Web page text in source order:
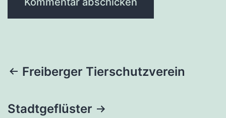
Beitragsnavigation
Freiberger Tierschutzverein
Stadtgeflüster